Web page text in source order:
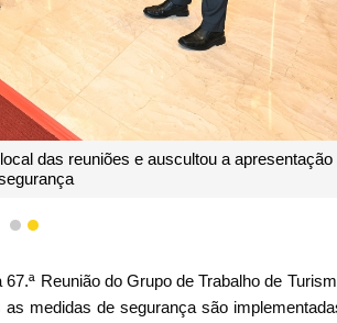
das reuniões e auscultou a
1 2
Reunião do Grupo de Trabalho de
medidas de segurança são